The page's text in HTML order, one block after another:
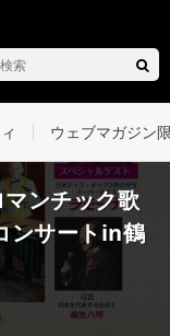
ウェブマガジン
ンチック歌
ンサートin鶴